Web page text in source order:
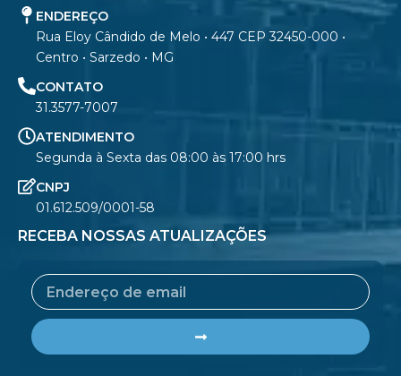
ENDEREÇO
Rua Eloy Cândido de Melo • 447 CEP 32450-000 •
Centro • Sarzedo • MG
CONTATO
31.3577-7007
ATENDIMENTO
Segunda à Sexta das 08:00 às 17:00 hrs
CNPJ
01.612.509/0001-58
RECEBA NOSSAS ATUALIZAÇÕES
Email